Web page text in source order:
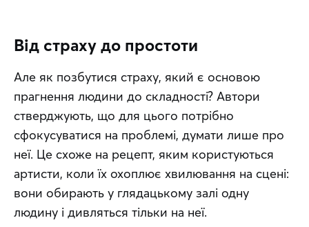
Від страху до простоти
Але як позбутися страху, який є основою
прагнення людини до складності? Автори
стверджують, що для цього потрібно
сфокусуватися на проблемі, думати лише про
неї. Це схоже на рецепт, яким користуються
артисти, коли їх охоплює хвилювання на сцені:
вони обирають у глядацькому залі одну
людину і дивляться тільки на неї.